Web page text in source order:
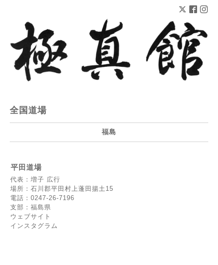
全国道場
福島
平田道場
代表：増子 広行
場所：石川郡平田村上蓬田揚土15
電話：0247-26-7196
支部：福島県
ウェブサイト
インスタグラム